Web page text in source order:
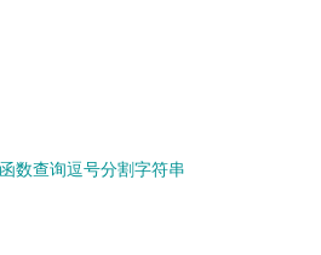
数查询逗号分割字符串